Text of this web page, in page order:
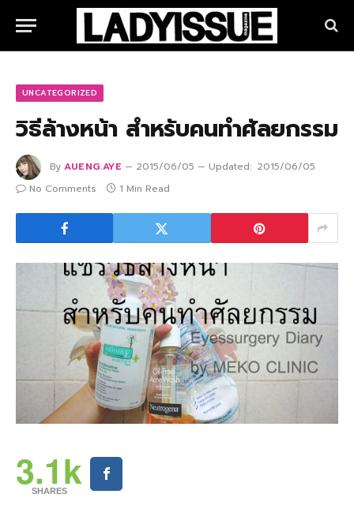
UNCATEGORIZED
วิธีล้างหน้า สำหรับคนทำศัลยกรรม
By AUENG.AYE 2015/06/05 Updated: 2015/06/05
No Comments
1 Min Read
3.1k
SHARES